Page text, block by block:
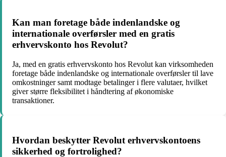
Kan man foretage både indenlandske og
internationale overførsler med en gratis
erhvervskonto hos Revolut?
Ja, med en gratis erhvervskonto hos Revolut kan virksomheden
foretage både indenlandske og internationale overførsler til lave
omkostninger samt modtage betalinger i flere valutaer, hvilket
giver større fleksibilitet i håndtering af økonomiske
transaktioner.
Hvordan beskytter Revolut erhvervskontoens
sikkerhed og fortrolighed?